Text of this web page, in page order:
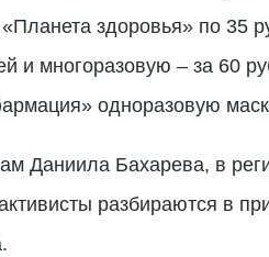
«Планета здоровья» по 35
и многоразовую – за 60
одноразовую
Даниила Бахарева, в
разбираются в